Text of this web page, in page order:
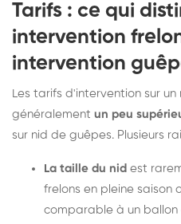
Tarifs : ce qui
intervention
intervention
Les tarifs d'intervention sur
généralement un peu
sur nid de guêpes. Plusieurs
La taille du nid est
frelons en pleine saison
comparable à un